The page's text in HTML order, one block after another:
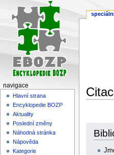
navigaci
navigace
Hlavní strana
Encyklopedie BOZP
Aktuality
Poslední změny
Náhodná stránka
Nápověda
Kategorie